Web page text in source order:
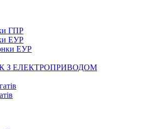
ГПР
ЕУР
ЕУР
З ЕЛЕКТРОПРИВОДОМ